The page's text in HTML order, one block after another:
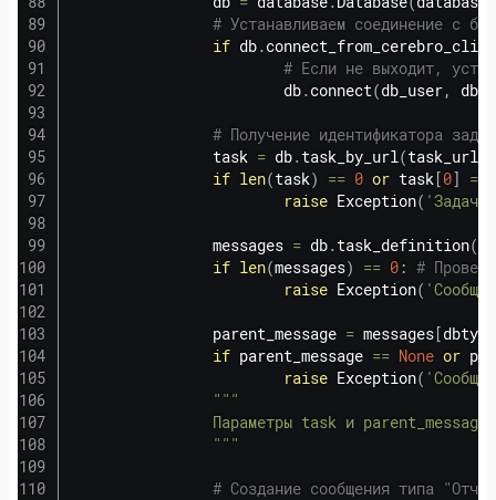
# Устанавливаем соединение с
if db.
# Если не выходит,
                        db
.connect(db_user,
# Получение идентификатора
                task
= db.task_by_url(task_url
if len(task) == 0 or task [0]
==
raise Exception( 'Задача
                messages
= db.task_definition(
if len(messages) == 0 : #
raise Exception(
                parent_message
= messages [
if parent_message == None or
raise Exception(
"""
Параметры task и
                """
# Создание сообщения типа